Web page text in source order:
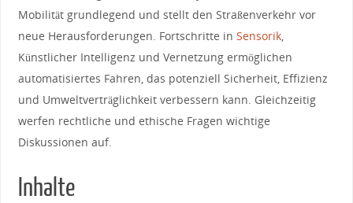
Mobilität grundlegend und ​stellt ‍den Straßenverkehr vor⁢
neue Herausforderungen. Fortschritte in⁤ Sensorik,
Künstlicher Intelligenz ⁢und Vernetzung ermöglichen
automatisiertes Fahren, das⁢ potenziell Sicherheit, Effizienz
und Umweltverträglichkeit verbessern kann. Gleichzeitig
werfen rechtliche und⁤ ethische Fragen wichtige
Diskussionen⁤ auf.
Inhalte